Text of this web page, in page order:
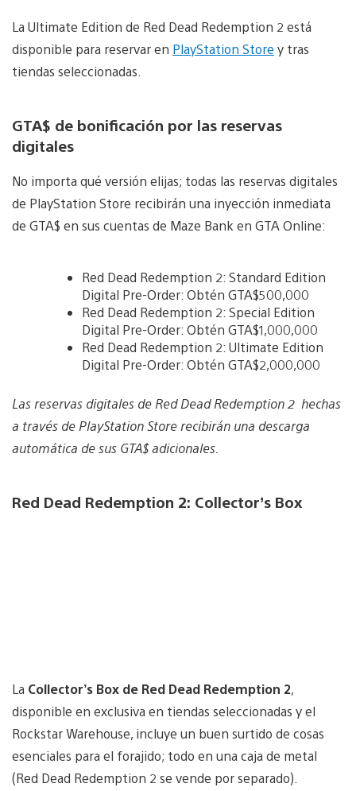
La Ultimate Edition de Red Dead Redemption 2 está
disponible para reservar en PlayStation Store y tras
tiendas seleccionadas.
GTA$ de bonificación por las reservas
digitales
No importa qué versión elijas; todas las reservas digitales
de PlayStation Store recibirán una inyección inmediata
de GTA$ en sus cuentas de Maze Bank en GTA Online:
Red Dead Redemption 2: Standard Edition
Digital Pre-Order: Obtén GTA$500,000
Red Dead Redemption 2: Special Edition
Digital Pre-Order: Obtén GTA$1,000,000
Red Dead Redemption 2: Ultimate Edition
Digital Pre-Order: Obtén GTA$2,000,000
Las reservas digitales de Red Dead Redemption 2 hechas
a través de PlayStation Store recibirán una descarga
automática de sus GTA$ adicionales.
Red Dead Redemption 2: Collector’s Box
La Collector’s Box de Red Dead Redemption 2,
disponible en exclusiva en tiendas seleccionadas y el
Rockstar Warehouse, incluye un buen surtido de cosas
esenciales para el forajido; todo en una caja de metal
(Red Dead Redemption 2 se vende por separado).